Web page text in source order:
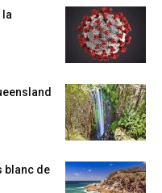
la
blanc de